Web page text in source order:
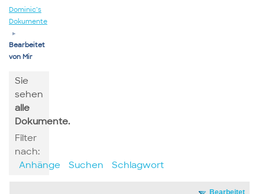
Dominic’s
Dokumente
▸
Bearbeitet
von Mir
Sie
sehen
alle
Dokumente.
Filter
nach:
Anhänge
Suchen Schlagwort